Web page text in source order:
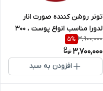
تونر روشن کننده صورت انار
لدورا مناسب انواع پوست ، 300
میل
3,900,000
5%
3,700,000
افزودن به سبد